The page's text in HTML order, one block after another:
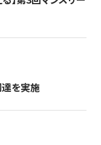
達を実施